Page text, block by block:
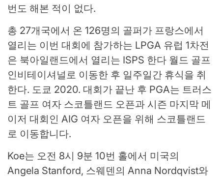
번도 해본 적이 없다.
총 27개국에서 온 126명의 골퍼가 프랑스에서
열리는 이번 대회에 참가하는 LPGA 유럽 1차전
은 북아일랜드에서 열리는 ISPS 한다 월드 골프
인비테이셔널로 이동한 후 일주일간 휴식을 취
한다. 도쿄 2020. 대회가 끝난 후 PGA는 트러스
트 골프 여자 스코틀랜드 오픈과 시즌 마지막 메
이저 대회인 AIG 여자 오픈을 위해 스코틀랜드
로 이동합니다.
Koe는 오전 8시 9분 10번 홀에서 미국의
Angela Stanford, 스웨덴의 Anna Nordqvist와